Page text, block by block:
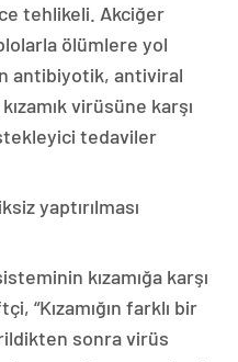
tehlikeli. Akciğer
ölümlere yol
antibiyotik, antiviral
virüsüne karşı
tedaviler
yaptırılması
kızamığa karşı
“Kızamığın farklı bir
sonra virüs